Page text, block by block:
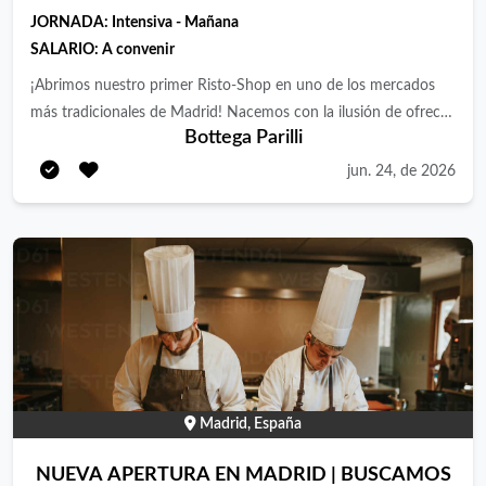
JORNADA: Intensiva - Mañana
SALARIO: A convenir
¡Abrimos nuestro primer Risto-Shop en uno de los mercados
más tradicionales de Madrid! Nacemos con la ilusión de ofrecer
una experiencia gastronómica única, acercando a nuestros
clientes a la esencia de Italia a través de productos
este apasionante proyecto, buscamos un/a Cocinero/a que
formará parte del equipo desde la fase previa a la apertura y
que podrá crecer con nosotros. ¿Cuáles serán tus funciones?
Área Risto (Restauración): · Preparación y mise en place de
productos siguiendo nuestros estándares de calidad y seguridad
alimentaria. · Elaboración de platos durante el servicio de
comidas siguiendo el recetario y los procedimientos
establecidos. · Cuidado de la presentación de los platos y del
buen funcionamiento de la cocina. · Asesoramiento al cliente y
Bottega Parilli
jun. 24, de 2026
Madrid, España
NUEVA APERTURA EN MADRID | BUSCAMOS